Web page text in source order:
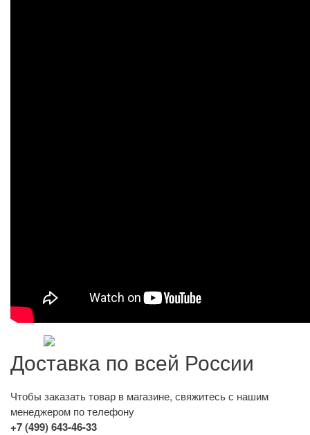
Доставка по всей России
Чтобы заказать товар в магазине, свяжитесь с нашим
менеджером по телефону
+7 (499) 643-46-33